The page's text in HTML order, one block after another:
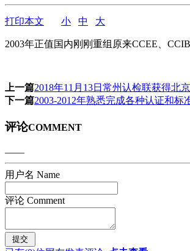
打印本文 小 中 大
2003年正值国内刚刚重组原来CCEE、
上一篇2018年11月13日常州认检联获得北
下一篇2003-2012年熟悉完成各种认证和标
评论COMMENT
——
用户名 Name
评论 Comment